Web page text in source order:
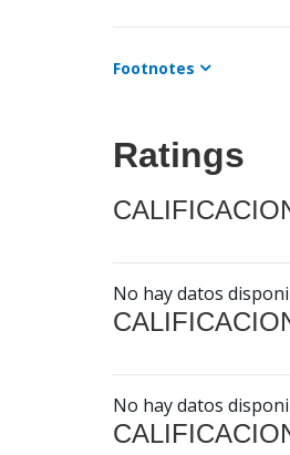
Footnotes
Ratings
No hay datos
No hay datos